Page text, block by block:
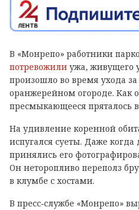
В «Монрепо» работники
потревожили ужа, живущего
произошло во время ухода
оранжерейном огороде. Как
пресмыкающееся пряталось
На удивление коренной
испугался суеты. Даже когда
принялись его
Он неторопливо переполз
в клумбе с хостами.
В пресс‑службе «Монрепо»